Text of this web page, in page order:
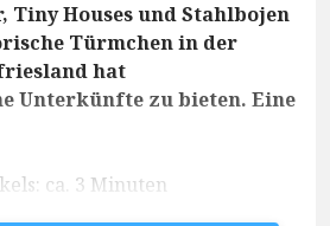
Tiny Houses und Stahlbojen
Türmchen in der
hat
Unterkünfte zu bieten. Eine
ca. 3 Minuten